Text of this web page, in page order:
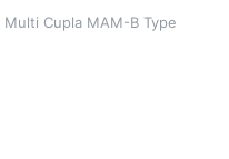
Multi Cupla MAM-B Type